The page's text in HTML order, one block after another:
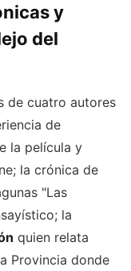
y
del
de cuatro autores
de
la película y
la crónica de
"Las
la
quien relata
Provincia donde